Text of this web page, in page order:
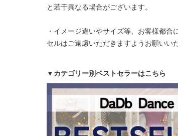
と若干異なる場合がございます。
・イメージ違いやサイズ等、お客様都合
セルはご遠慮いただきますようお願いい
▼カテゴリー別ベストセラーはこちら